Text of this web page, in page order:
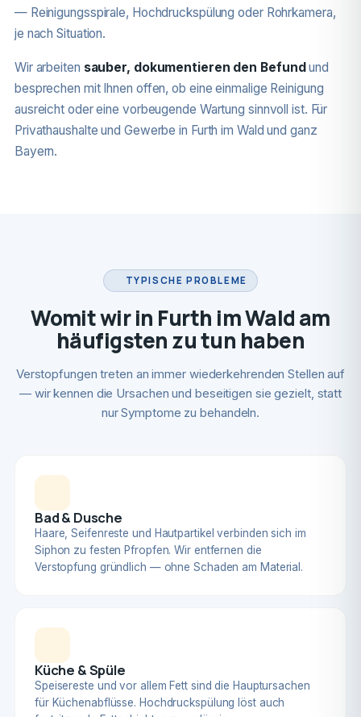
— Reinigungsspirale, Hochdruckspülung oder Rohrkamera,
je nach Situation.
Wir arbeiten sauber, dokumentieren den Befundund
besprechen mit Ihnen offen, ob eine einmalige Reinigung
ausreicht oder eine vorbeugende Wartung sinnvoll ist. Für
Privathaushalte und Gewerbe in Furth im Wald und ganz
Bayern.
TYPISCHE PROBLEME
Womit wir in Furth im Wald am
häufigsten zu tun haben
Verstopfungen treten an immer wiederkehrenden Stellen auf
— wir kennen die Ursachen und beseitigen sie gezielt, statt
nur Symptome zu behandeln.
Bad & Dusche
Haare, Seifenreste und Hautpartikel verbinden sich im
Siphon zu festen Pfropfen. Wir entfernen die
Verstopfung gründlich — ohne Schaden am Material.
Küche & Spüle
Speisereste und vor allem Fett sind die Hauptursachen
für Küchenabflüsse. Hochdruckspülung löst auch